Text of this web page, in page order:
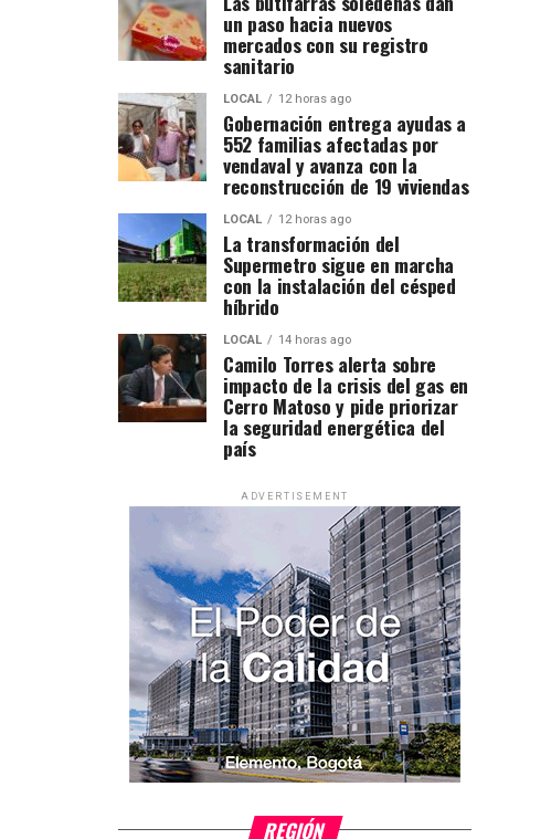
un paso hacia nuevos
mercados con su registro
sanitario
LOCAL 12 horas ago
Gobernación entrega ayudas a
552 familias afectadas por
vendaval y avanza con la
reconstrucción de 19 viviendas
LOCAL 12 horas ago
La transformación del
Supermetro sigue en marcha
con la instalación del césped
híbrido
LOCAL 14 horas ago
Camilo Torres alerta sobre
impacto de la crisis del gas en
Cerro Matoso y pide priorizar
la seguridad energética del
país
ADVERTISEMENT
REGIÓN